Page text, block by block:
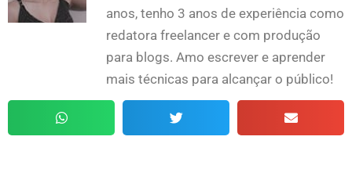
anos, tenho 3 anos de experiência como
redatora freelancer e com produção
para blogs. Amo escrever e aprender
mais técnicas para alcançar o público!